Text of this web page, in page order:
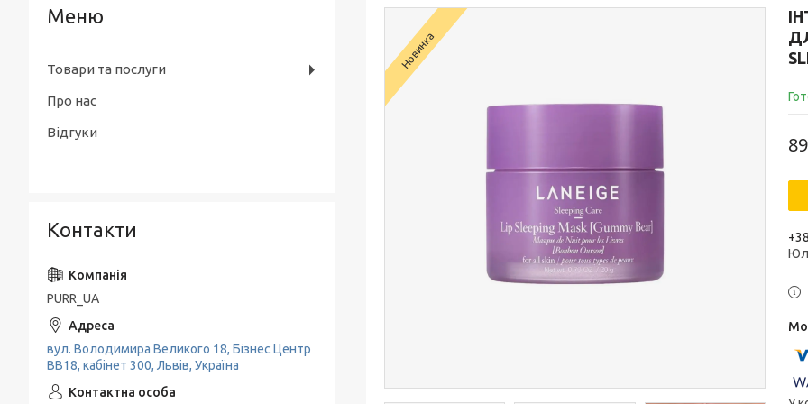
Новинка
Товари та послуги
Про нас
Відгуки
Контакти
PURR_UA
вул. Володимира Великого 18, Бізнес Центр
ВВ18, кабінет 300, Львів, Україна